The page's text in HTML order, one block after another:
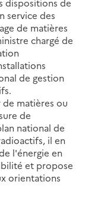
service des
de matières
chargé de
de gestion
matières ou
de
national de
il en
l'énergie en
et propose
orientations